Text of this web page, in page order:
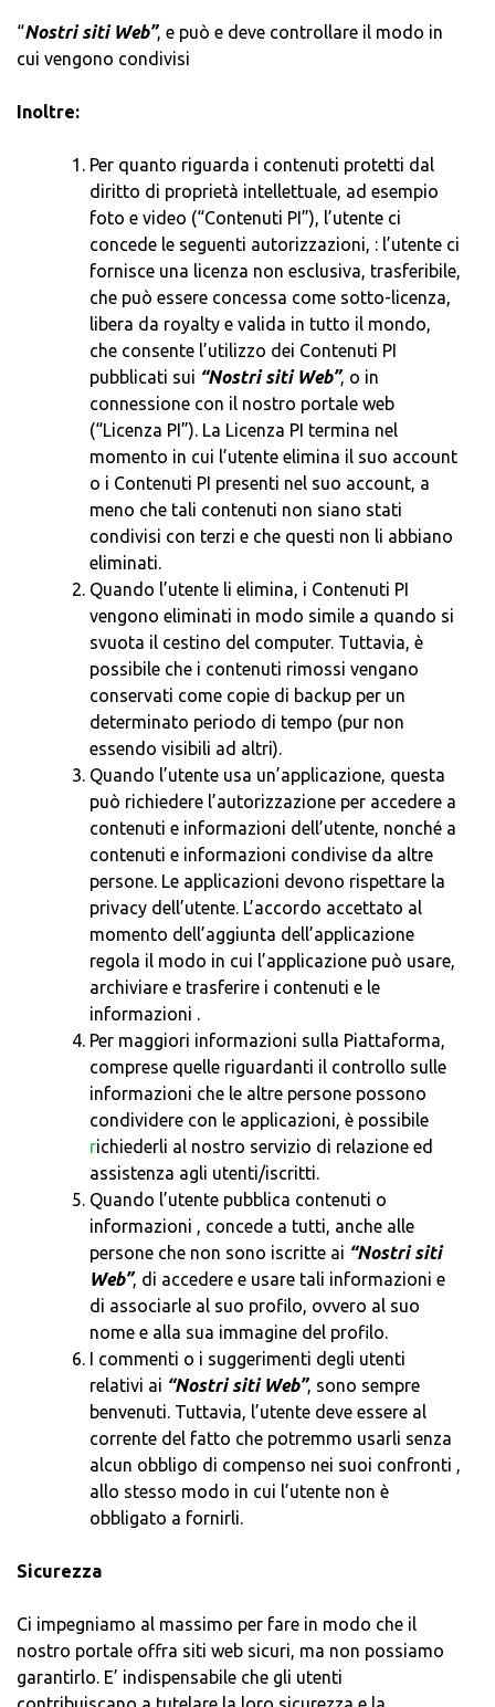
“Nostri siti Web”, e può e deve controllare il modo in
cui vengono condivisi
Inoltre:
Per quanto riguarda i contenuti protetti dal
diritto di proprietà intellettuale, ad esempio
foto e video (“Contenuti PI”), l’utente ci
concede le seguenti autorizzazioni, : l’utente ci
fornisce una licenza non esclusiva, trasferibile,
che può essere concessa come sotto-licenza,
libera da royalty e valida in tutto il mondo,
che consente l’utilizzo dei Contenuti PI
pubblicati sui “Nostri siti Web”, o in
connessione con il nostro portale web
(“Licenza PI”). La Licenza PI termina nel
momento in cui l’utente elimina il suo account
o i Contenuti PI presenti nel suo account, a
meno che tali contenuti non siano stati
condivisi con terzi e che questi non li abbiano
eliminati.
Quando l’utente li elimina, i Contenuti PI
vengono eliminati in modo simile a quando si
svuota il cestino del computer. Tuttavia, è
possibile che i contenuti rimossi vengano
conservati come copie di backup per un
determinato periodo di tempo (pur non
essendo visibili ad altri).
Quando l’utente usa un’applicazione, questa
può richiedere l’autorizzazione per accedere a
contenuti e informazioni dell’utente, nonché a
contenuti e informazioni condivise da altre
persone. Le applicazioni devono rispettare la
privacy dell’utente. L’accordo accettato al
momento dell’aggiunta dell’applicazione
regola il modo in cui l’applicazione può usare,
archiviare e trasferire i contenuti e le
informazioni .
Per maggiori informazioni sulla Piattaforma,
comprese quelle riguardanti il controllo sulle
informazioni che le altre persone possono
condividere con le applicazioni, è possibile
richiederli al nostro servizio di relazione ed
assistenza agli utenti/iscritti.
Quando l’utente pubblica contenuti o
informazioni , concede a tutti, anche alle
persone che non sono iscritte ai “Nostri siti
Web”, di accedere e usare tali informazioni e
di associarle al suo profilo, ovvero al suo
nome e alla sua immagine del profilo.
I commenti o i suggerimenti degli utenti
relativi ai “Nostri siti Web”, sono sempre
benvenuti. Tuttavia, l’utente deve essere al
corrente del fatto che potremmo usarli senza
alcun obbligo di compenso nei suoi confronti ,
allo stesso modo in cui l’utente non è
obbligato a fornirli.
Sicurezza
Ci impegniamo al massimo per fare in modo che il
nostro portale offra siti web sicuri, ma non possiamo
garantirlo. E’ indispensabile che gli utenti